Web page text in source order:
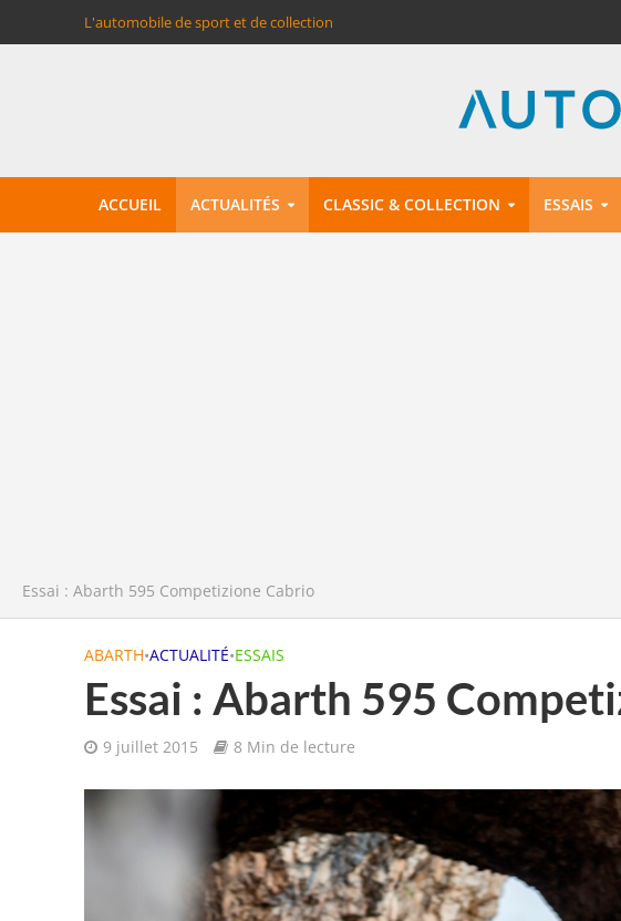
L'automobile de sport et de collection
ACCUEIL ACTUALITÉS CLASSIC & COLLECTION ESSAIS
Essai : Abarth 595 Competizione Cabrio
ABARTH•ACTUALITÉ•ESSAIS
Essai : Abarth 595
9 juillet 2015 8 Min de lecture